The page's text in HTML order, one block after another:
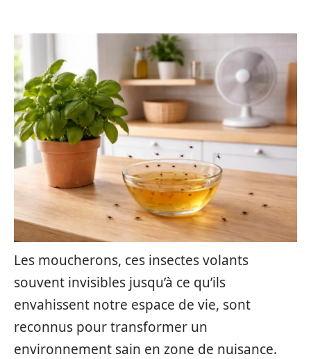
Les moucherons, ces insectes volants
souvent invisibles jusqu’à ce qu’ils
envahissent notre espace de vie, sont
reconnus pour transformer un
environnement sain en zone de nuisance.